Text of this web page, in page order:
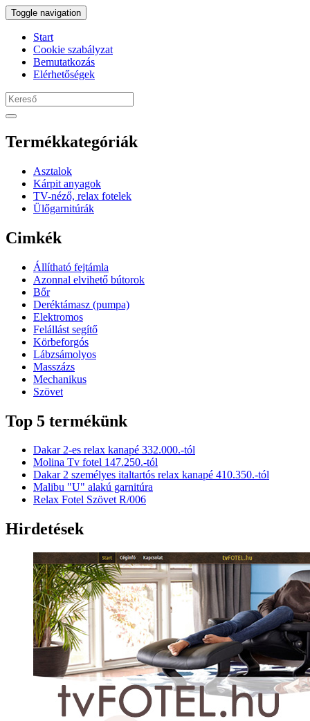
Toggle navigation
Start
Cookie szabályzat
Bemutatkozás
Elérhetőségek
Termékkategóriák
Asztalok
Kárpit anyagok
TV-néző, relax fotelek
Ülőgarnitúrák
Cimkék
Állítható fejtámla
Azonnal elvihető bútorok
Bőr
Deréktámasz (pumpa)
Elektromos
Felállást segítő
Körbeforgós
Lábzsámolyos
Masszázs
Mechanikus
Szövet
Top 5 termékünk
Dakar 2-es relax kanapé 332.000.-tól
Molina Tv fotel 147.250.-tól
Dakar 2 személyes italtartós relax kanapé 410.350.-tól
Malibu "U" alakú garnitúra
Relax Fotel Szövet R/006
Hirdetések